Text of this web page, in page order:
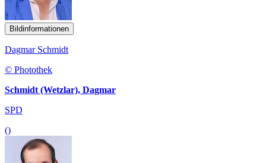
Bildinformationen
Dagmar Schmidt
© Photothek
Schmidt (Wetzlar), Dagmar
SPD
()